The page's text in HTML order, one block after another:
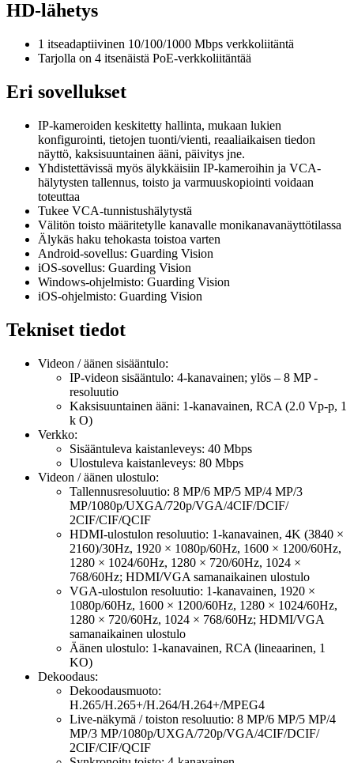
HD-lähetys
1 itseadaptiivinen 10/100/1000 Mbps verkkoliitäntä
Tarjolla on 4 itsenäistä PoE-verkkoliitäntää
Eri sovellukset
IP-kameroiden keskitetty hallinta, mukaan lukien
konfigurointi, tietojen tuonti/vienti, reaaliaikaisen tiedon
näyttö, kaksisuuntainen ääni, päivitys jne.
Yhdistettävissä myös älykkäisiin IP-kameroihin ja VCA-
hälytysten tallennus, toisto ja varmuuskopiointi voidaan
toteuttaa
Tukee VCA-tunnistushälytystä
Välitön toisto määritetylle kanavalle monikanavanäyttötilassa
Älykäs haku tehokasta toistoa varten
Android-sovellus: Guarding Vision
iOS-sovellus: Guarding Vision
Windows-ohjelmisto: Guarding Vision
iOS-ohjelmisto: Guarding Vision
Tekniset tiedot
Videon / äänen sisääntulo:
IP-videon sisääntulo: 4-kanavainen; ylös – 8 MP -
resoluutio
Kaksisuuntainen ääni: 1-kanavainen, RCA (2.0 Vp-p, 1
k O)
Verkko:
Sisääntuleva kaistanleveys: 40 Mbps
Ulostuleva kaistanleveys: 80 Mbps
Videon / äänen ulostulo:
Tallennusresoluutio: 8 MP/6 MP/5 MP/4 MP/3
MP/1080p/UXGA/720p/VGA/4CIF/DCIF/
2CIF/CIF/QCIF
HDMI-ulostulon resoluutio: 1-kanavainen, 4K (3840 ×
2160)/30Hz, 1920 × 1080p/60Hz, 1600 × 1200/60Hz,
1280 × 1024/60Hz, 1280 × 720/60Hz, 1024 ×
768/60Hz; HDMI/VGA samanaikainen ulostulo
VGA-ulostulon resoluutio: 1-kanavainen, 1920 ×
1080p/60Hz, 1600 × 1200/60Hz, 1280 × 1024/60Hz,
1280 × 720/60Hz, 1024 × 768/60Hz; HDMI/VGA
samanaikainen ulostulo
Äänen ulostulo: 1-kanavainen, RCA (lineaarinen, 1
KO)
Dekoodaus:
Dekoodausmuoto:
H.265/H.265+/H.264/H.264+/MPEG4
Live-näkymä / toiston resoluutio: 8 MP/6 MP/5 MP/4
MP/3 MP/1080p/UXGA/720p/VGA/4CIF/DCIF/
2CIF/CIF/QCIF